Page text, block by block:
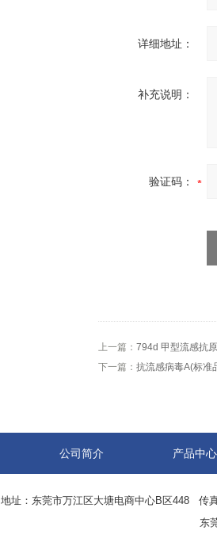
详细地址：
补充说明：
验证码：
上一篇： 794d 甲型流感抗
下一篇： 抗流感病毒A(标准
公司简介 产品中心
地址：东莞市万江区大塘电商中心B区448 传
东